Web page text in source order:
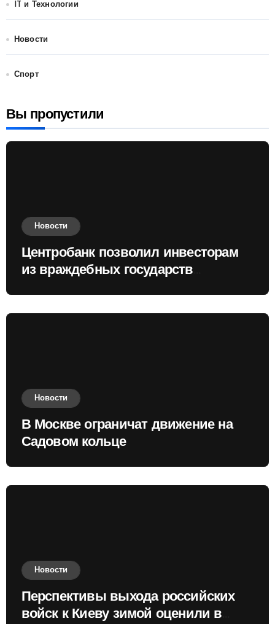
IT и Технологии
Новости
Спорт
Вы пропустили
Новости
Центробанк позволил инвесторам
из враждебных государств
Новости
В Москве ограничат движение на
Садовом кольце
Новости
Перспективы выхода российских
войск к Киеву зимой оценили в